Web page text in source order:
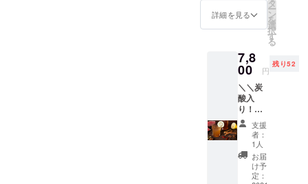
＞
＜。。
届けは
11月末
までを
予定し
ていま
す。
こで、
ホー
別添し
ますの
で、ボ
トルの
中に入
れてし
ばらく
漬け込
んで召
し上
がって
いただ
す。
れる
エール
シロッ
プのど
ちらか
１つ
と、大
阪のハ
バネロ
マンさ
んがプ
デュー
コーラ
シロッ
プ&ジン
シロッ
プ(S)】
各シ
ロップ1
本で6~7
杯分の
ドリン
クがつ
くれる
お試し
用サイ
ズを２
詳細を見る
タ
ー
ン
を
選
択
す
る
7,8
00 円
残り52
＼＼炭
酸入
り！辛
口コー
ラ！！
／／
【天国
の辛口
ナチュ
支援
者：
1人
お届
け予
定：